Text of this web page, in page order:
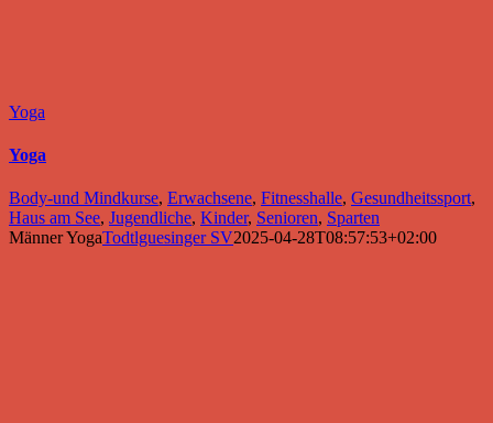
Yoga
Yoga
Body-und Mindkurse, Erwachsene, Fitnesshalle, Gesundheitssport,
Haus am See, Jugendliche, Kinder, Senioren, Sparten
Männer YogaTodtlguesinger SV2025-04-28T08:57:53+02:00